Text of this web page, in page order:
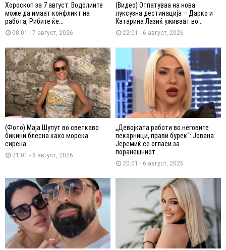
Хороскоп за 7 август: Водолиите
може да имаат конфликт на
работа, Рибите ќе...
08:01 - 7 август, 2026
(Видео) Отпатуваа на нова
луксузна дестинација – Дарко и
Катарина Лазиќ уживаат во...
22:01 - 6 август, 2026
(Фото) Маја Шупут во светкаво
бикини блесна како морска
сирена
21:01 - 6 август, 2026
„Девојката работи во неговите
пекарници, прави бурек“: Јована
Јеремиќ се огласи за
поранешниот...
20:01 - 6 август, 2026